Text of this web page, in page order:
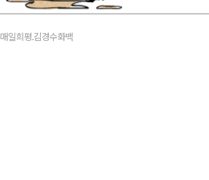
매일희평.김경수화백